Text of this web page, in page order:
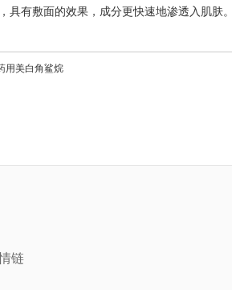
具有敷面的效果，成分更快速地渗透入肌肤
用美白角鲨烷
链